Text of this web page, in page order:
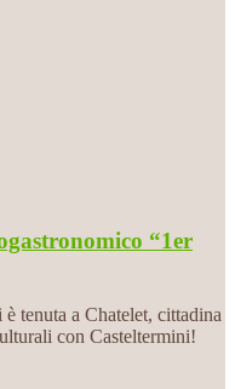
“1er
tenuta a Chatelet, cittadina
con Casteltermini!